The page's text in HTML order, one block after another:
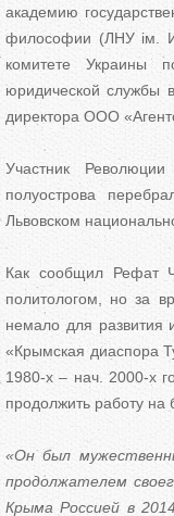
академию
философии (ЛНУ ім.
комитете Украины
юридической службы
директора ООО
Участник
полуострова
Львовском
Как сообщил Рефат
политологом, но за
немало для развития
«Крымская диаспора
1980-х – нач. 2000-х
продолжить работу на
«Он был
продолжателем
Крыма Россией в